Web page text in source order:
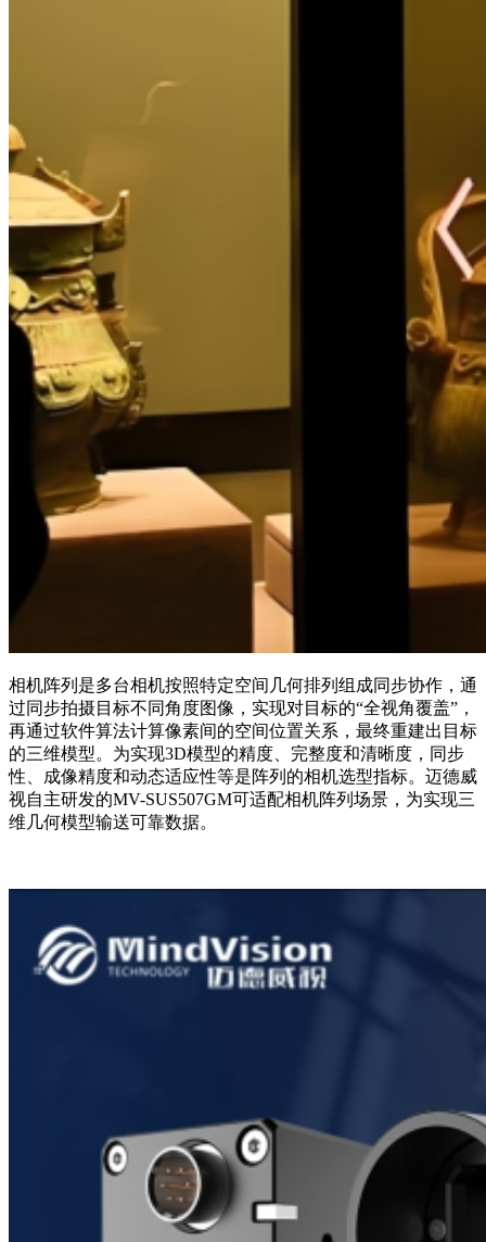
相机阵列是多台相机按照特定空间几何排列组成同步协作，通
过同步拍摄目标不同角度图像，实现对目标的“全视角覆盖”，
再通过软件算法计算像素间的空间位置关系，最终重建出目标
的三维模型。为实现3D模型的精度、完整度和清晰度，同步
性、成像精度和动态适应性等是阵列的相机选型指标。迈德威
视自主研发的MV-SUS507GM可适配相机阵列场景，为实现三
维几何模型输送可靠数据。